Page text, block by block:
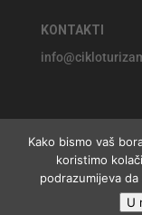
KONTAKTI
© 2026
Kako bismo vaš
koristimo
podrazumijeva
U